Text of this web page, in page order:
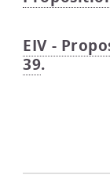
EIV -
39.